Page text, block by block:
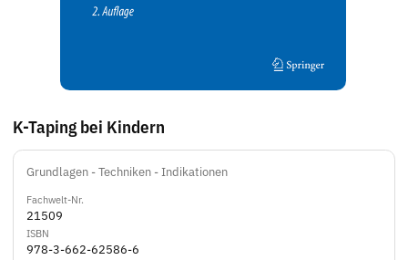
K-Taping bei Kindern
Grundlagen - Techniken - Indikationen
Fachwelt-Nr.
21509
ISBN
978-3-662-62586-6